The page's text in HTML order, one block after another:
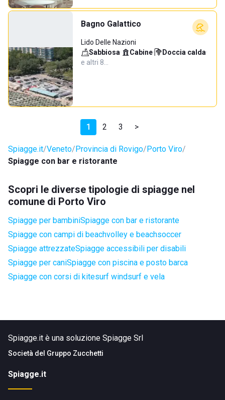
Bagno Galattico
Lido Delle Nazioni
Sabbiosa· Cabine· Doccia calda·
e altri 8…
1 2 3 >
Spiagge.it Veneto Provincia di Rovigo Porto Viro
Spiagge con bar e ristorante
Scopri le diverse tipologie di spiagge nel
comune di Porto Viro
Spiagge per bambiniSpiagge con bar e ristorante
Spiagge con campi di beachvolley e beachsoccer
Spiagge attrezzateSpiagge accessibili per disabili
Spiagge per caniSpiagge con piscina e posto barca
Spiagge con corsi di kitesurf windsurf e vela
Spiagge.it è una soluzione Spiagge Srl
Società del Gruppo Zucchetti
Spiagge.it